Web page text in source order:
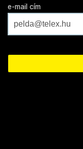
e-mail cím